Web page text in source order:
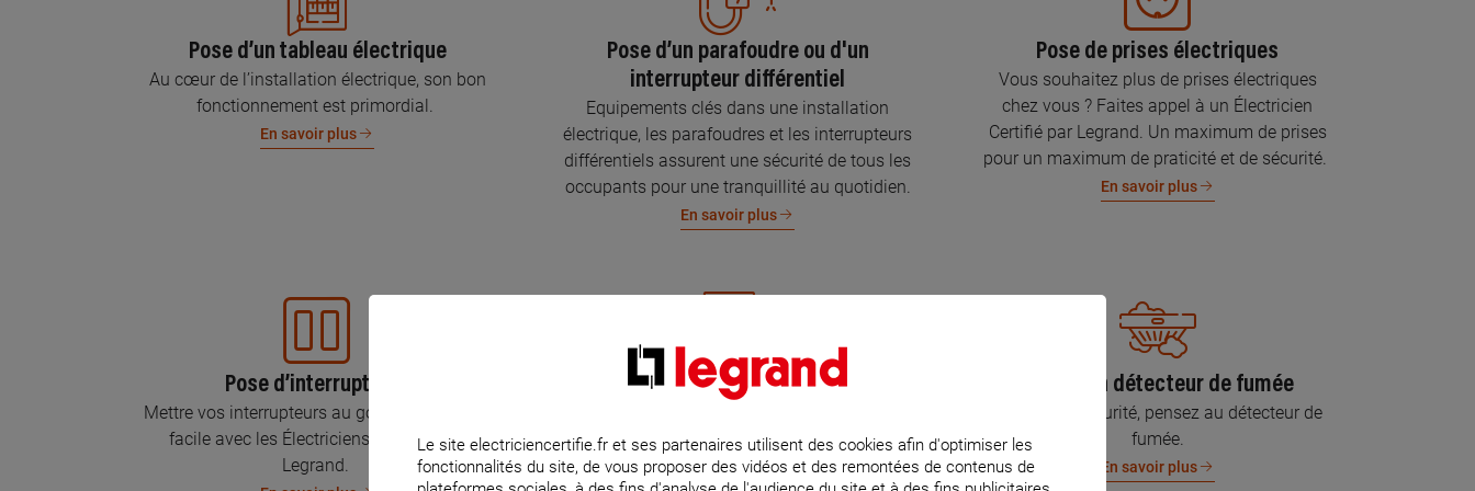
Pose d’un tableau électrique
Au cœur de l’installation électrique, son bon
fonctionnement est primordial.
En savoir plus
Pose d’un parafoudre ou d'un
interrupteur différentiel
Equipements clés dans une installation
électrique, les parafoudres et les interrupteurs
différentiels assurent une sécurité de tous les
occupants pour une tranquillité au quotidien.
En savoir plus
Pose de prises électriques
Vous souhaitez plus de prises électriques
chez vous ? Faites appel à un Électricien
Certifié par Legrand. Un maximum de prises
pour un maximum de praticité et de sécurité.
En savoir plus
Pose d’interrupteurs
Mettre vos interrupteurs au goût du jour, c’est
facile avec les Électriciens Certifiés par
Legrand.
Mise aux normes de l’installation
Parce que l’électricité implique la sécurité et la
protection de votre famille et de vos biens,
Pose d’un détecteur de fumée
Pour votre sécurité, pensez au détecteur de
fumée.
En savoir plus
Le site electriciencertifie.fr et ses partenaires utilisent des cookies afin d'optimiser les
fonctionnalités du site, de vous proposer des vidéos et des remontées de contenus de